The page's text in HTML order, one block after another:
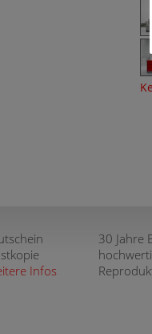
Infos
30 Jahre